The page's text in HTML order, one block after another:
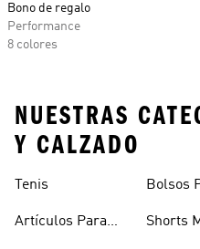
Bono de regalo
Performance
8 colores
NUESTRAS
Y CALZADO
Tenis
Artículos Para
Bolsos
Shorts